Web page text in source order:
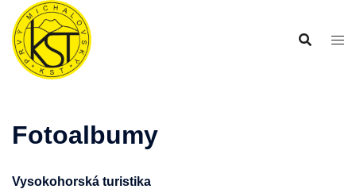
Preskočiť
obsah
Fotoalbumy
Vysokohorská turistika